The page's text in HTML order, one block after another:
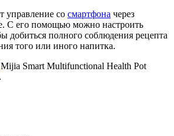
управление со смартфона через
С его помощью можно настроить
добиться полного соблюдения рецепта
того или иного напитка.
Mijia Smart Multifunctional Health Pot